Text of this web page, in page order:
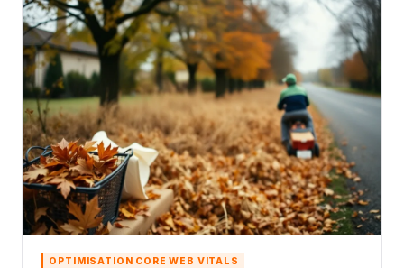
OPTIMISATION CORE WEB VITALS